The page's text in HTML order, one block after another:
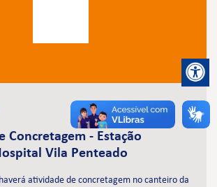
Concretagem - Estação
Vila Penteado
atividade de concretagem no canteiro da